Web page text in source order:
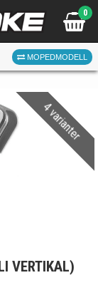
0
MOPEDMODELL
DELAR
vald moped
4 varianter
VERTIKAL)